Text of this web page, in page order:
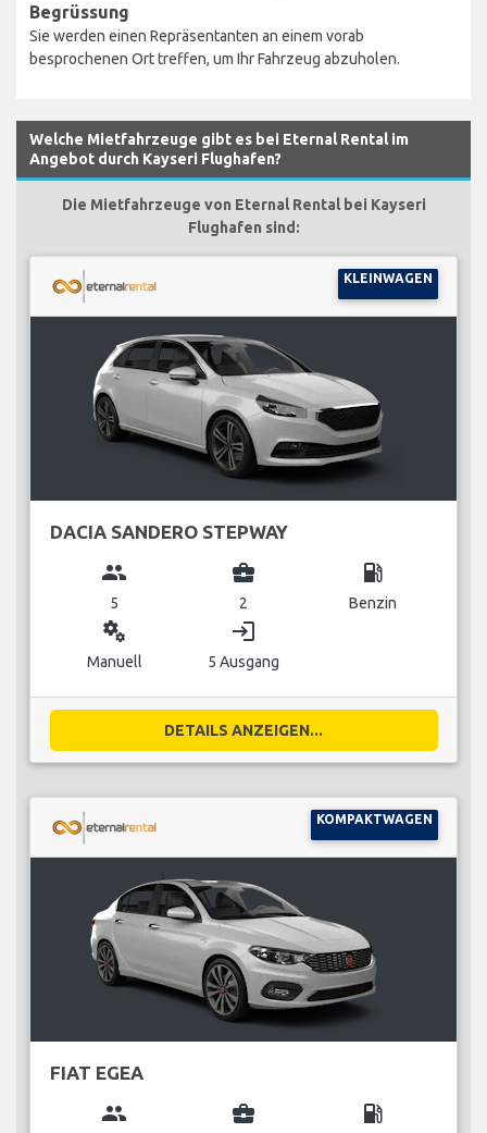
Begrüssung
Sie werden einen Repräsentanten an einem vorab
besprochenen Ort treffen, um Ihr Fahrzeug abzuholen.
Welche Mietfahrzeuge gibt es bei Eternal Rental im
Angebot durch Kayseri Flughafen?
Die Mietfahrzeuge von Eternal Rental bei Kayseri
Flughafen sind:
KLEINWAGEN
DACIA SANDERO STEPWAY
group
5
business_center
2
local_gas_station
Benzin
miscellaneous_services
Manuell
login
5 Ausgang
DETAILS ANZEIGEN...
KOMPAKTWAGEN
FIAT EGEA
group business_center local_gas_station